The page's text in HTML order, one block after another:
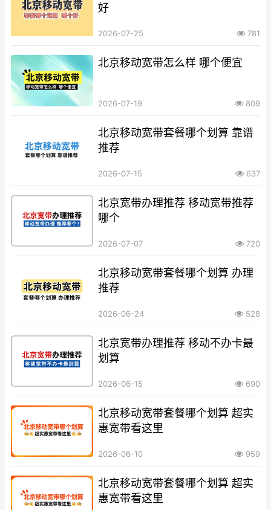
好
2026-07-25 781
北京移动宽带怎么样 哪个便宜
2026-07-19 809
北京移动宽带套餐哪个划算 靠谱
推荐
2026-07-15 637
北京宽带办理推荐 移动宽带推荐
哪个
2026-07-07 720
北京移动宽带套餐哪个划算 办理
推荐
2026-06-24 528
北京宽带办理推荐 移动不办卡最
划算
2026-06-15 690
北京移动宽带套餐哪个划算 超实
惠宽带看这里
2026-06-10 959
北京移动宽带套餐哪个划算 超实
惠宽带看这里